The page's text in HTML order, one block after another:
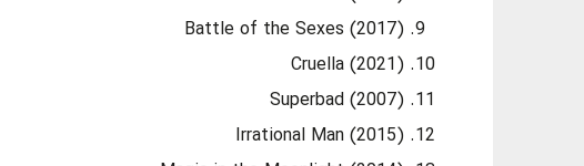
Battle of the Sexes (2017)
Cruella (2021)
Superbad (2007)
Irrational Man (2015)